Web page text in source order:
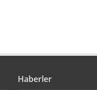
Haberler